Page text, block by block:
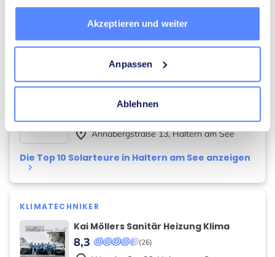
Akzeptieren und weiter
Anpassen
Ablehnen
Die Top 10 Elektriker in Haltern am See anzeigen
keyboard_arrow_right
place An d. Brinkwiese 8,Haltern am See
SOLARTEURE
Roman Brombach Heizung - Sanitär
Die Top 10 Solarteure in Haltern am See anzeigen
keyboard_arrow_right
place Annabergstraße 13,Haltern am See
KLIMATECHNIKER
Kai Möllers Sanitär Heizung Klima
(26)
8,3